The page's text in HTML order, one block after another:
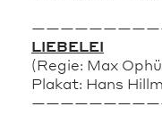
LIEBELEI
(Regie: Max
Plakat: Hans